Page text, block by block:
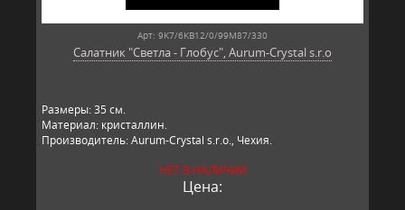
Арт: 9K7/6KB12/0/99M87/330
Салатник "Светла - Глобус", Aurum-Crystal s.r.o
Размеры: 35 см.
Материал: кристаллин.
Производитель: Aurum-Crystal s.r.o., Чехия.
НЕТ В НАЛИЧИИ
Цена: